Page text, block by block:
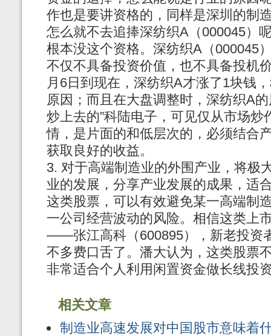
作也是要讲资格的，同样是深圳的制
怎么就不去追捧深纺织A（000045）
根本没这个资格。深纺织A（000045
不仅不具备投资价值，也不具备投机
月6日到现在，深纺织A才涨了1块钱
原因；而且在大盘调整时，深纺织A
炒上去的”科陆电子，可见仅从市场炒
情，是片面的和低层次的，必须结合
获取良好的收益。
对于高端制造业的外围产业，将极
业的发展，分享产业发展的成果，适
这类股票，可以有效避免某一高端制
一公司经营波动的风险。相信这类上
——张江高科（600895），新老投资
不多费口舌了。潘大认为，这类股票
非常适合个人利用闲置资金做长线投
相关文章
制造业高速发展对中国股市意味着